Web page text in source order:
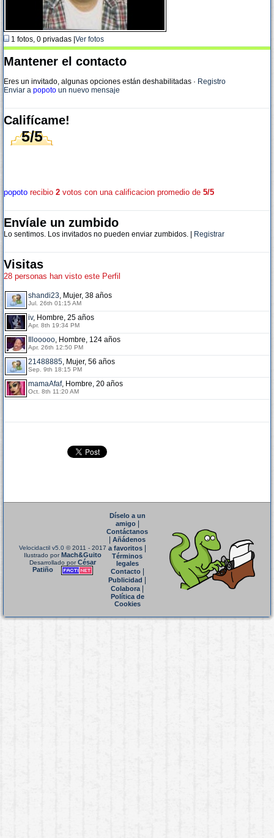
1 fotos, 0 privadas | Ver fotos
Mantener el contacto
Eres un invitado, algunas opciones están deshabilitadas · Registro
Enviar a popoto un nuevo mensaje
Califícame!
5/5
popoto recibio 2 votos con una calificacion promedio de 5/5
Envíale un zumbido
Lo sentimos. Los invitados no pueden enviar zumbidos. | Registrar
Visitas
28 personas han visto este Perfil
shandi23, Mujer, 38 años
Jul. 26th 01:15 AM
iv, Hombre, 25 años
Apr. 8th 19:34 PM
Illooooo, Hombre, 124 años
Apr. 26th 12:50 PM
21488885, Mujer, 56 años
Sep. 9th 18:15 PM
mamaAfaf, Hombre, 20 años
Oct. 8th 11:20 AM
Velocidactil v5.0 © 2011 - 2017
Ilustrado porMach&Guito
Desarrollado porCésar
Patiño
Díselo a un
amigo|
Contáctanos
Añádenos
a favoritos
Términos
legales
Contacto|
Publicidad
Colabora|
Política de
Cookies